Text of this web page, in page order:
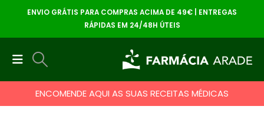
ENVIO GRÁTIS PARA COMPRAS ACIMA DE 49€ | ENTREGAS
RÁPIDAS EM 24/48H ÚTEIS
ENCOMENDE AQUI AS SUAS RECEITAS MÉDICAS